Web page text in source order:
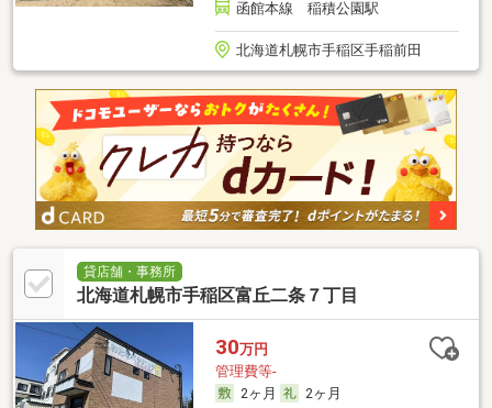
函館本線 稲積公園駅
北海道札幌市手稲区手稲前田
貸店舗・事務所
北海道札幌市手稲区富丘二条７丁目
30万円
管理費等-
2ヶ月
2ヶ月